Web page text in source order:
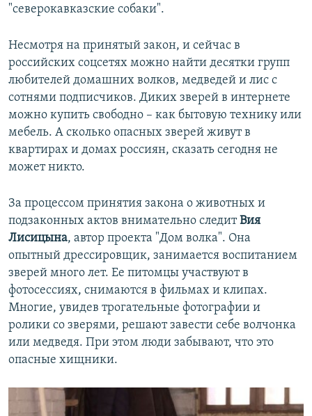
"северокавказские собаки".
Несмотря на принятый закон, и сейчас в
российских соцсетях можно найти десятки групп
любителей домашних волков, медведей и лис с
сотнями подписчиков. Диких зверей в интернете
можно купить свободно – как бытовую технику или
мебель. А сколько опасных зверей живут в
квартирах и домах россиян, сказать сегодня не
может никто.
За процессом принятия закона о животных и
подзаконных актов внимательно следитВия
Лисицына, автор проекта "Дом волка". Она
опытный дрессировщик, занимается воспитанием
зверей много лет. Ее питомцы участвуют в
фотосессиях, снимаются в фильмах и клипах.
Многие, увидев трогательные фотографии и
ролики со зверями, решают завести себе волчонка
или медведя. При этом люди забывают, что это
опасные хищники.